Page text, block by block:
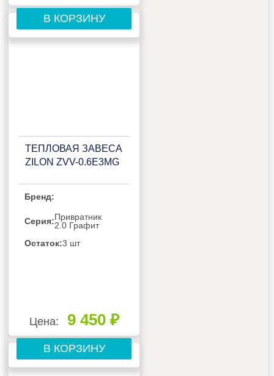
В КОРЗИНУ
ТЕПЛОВАЯ ЗАВЕСА
ZILON ZVV-0.6Е3МG
Бренд:
Серия:Привратник
2.0 Графит
Остаток:3 шт
Цена: 9 450 ₽
В КОРЗИНУ